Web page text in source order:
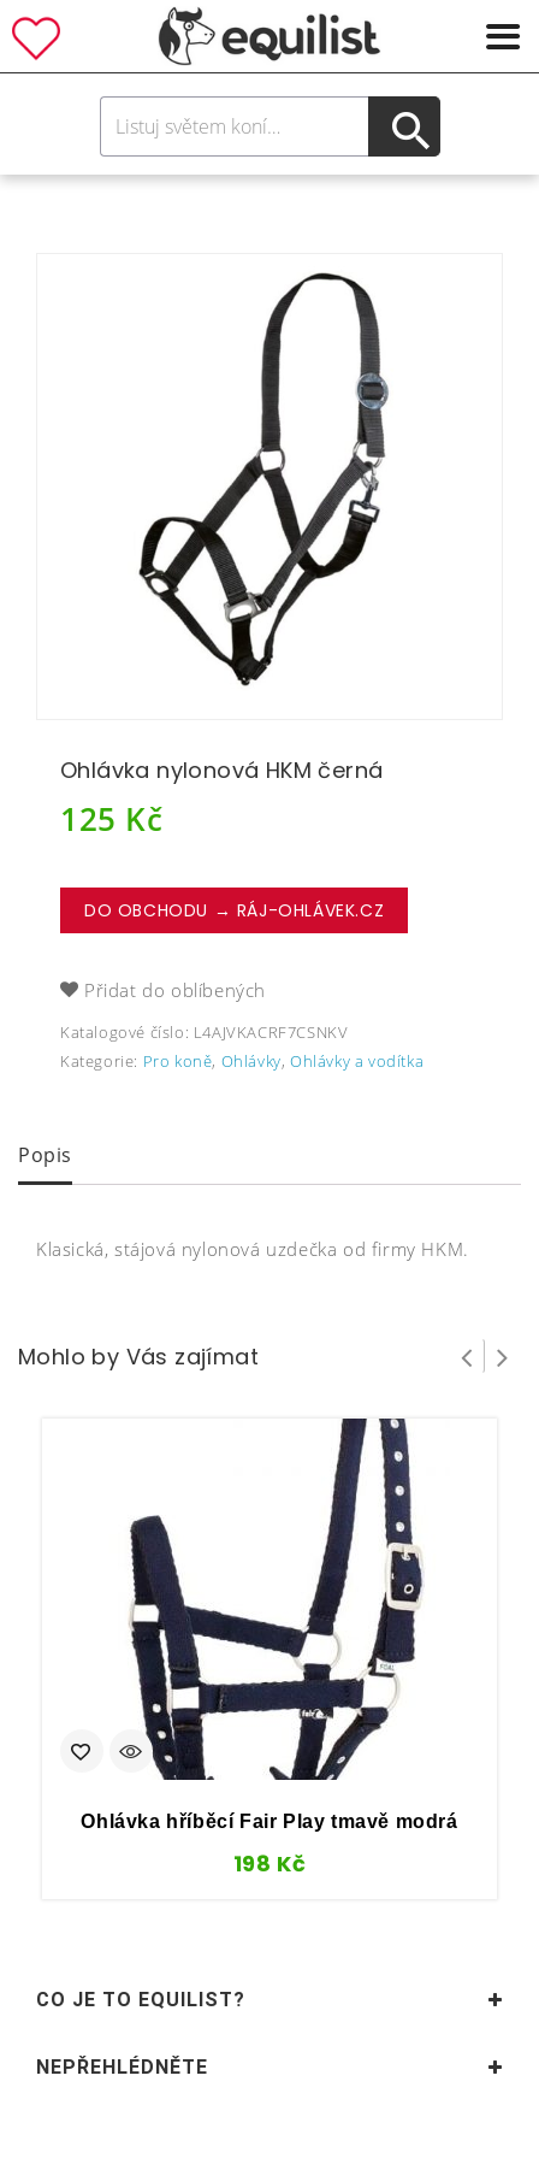
Ohlávka nylonová HKM černá
125 Kč
DO OBCHODU → RÁJ-OHLÁVEK.CZ
Přidat do oblíbených
Katalogové číslo: L4AJVKACRF7CSNKV
Kategorie: Pro koně, Ohlávky,Ohlávky a vodítka
Popis
Klasická, stájová nylonová uzdečka od firmy HKM.
Mohlo by Vás zajímat
Ohlávka hříběcí Fair Play tmavě modrá
198 Kč
CO JE TO EQUILIST?
NEPŘEHLÉDNĚTE